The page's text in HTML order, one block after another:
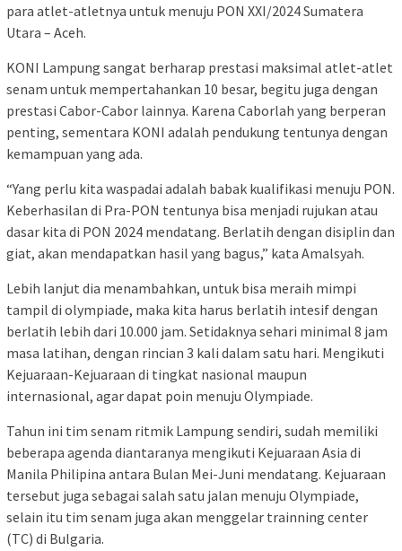
para atlet-atletnya untuk menuju PON XXI/2024 Sumatera
Utara – Aceh.
KONI Lampung sangat berharap prestasi maksimal atlet-atlet
senam untuk mempertahankan 10 besar, begitu juga dengan
prestasi Cabor-Cabor lainnya. Karena Caborlah yang berperan
penting, sementara KONI adalah pendukung tentunya dengan
kemampuan yang ada.
“Yang perlu kita waspadai adalah babak kualifikasi menuju PON.
Keberhasilan di Pra-PON tentunya bisa menjadi rujukan atau
dasar kita di PON 2024 mendatang. Berlatih dengan disiplin dan
giat, akan mendapatkan hasil yang bagus,” kata Amalsyah.
Lebih lanjut dia menambahkan, untuk bisa meraih mimpi
tampil di olympiade, maka kita harus berlatih intesif dengan
berlatih lebih dari 10.000 jam. Setidaknya sehari minimal 8 jam
masa latihan, dengan rincian 3 kali dalam satu hari. Mengikuti
Kejuaraan-Kejuaraan di tingkat nasional maupun
internasional, agar dapat poin menuju Olympiade.
Tahun ini tim senam ritmik Lampung sendiri, sudah memiliki
beberapa agenda diantaranya mengikuti Kejuaraan Asia di
Manila Philipina antara Bulan Mei-Juni mendatang. Kejuaraan
tersebut juga sebagai salah satu jalan menuju Olympiade,
selain itu tim senam juga akan menggelar trainning center
(TC) di Bulgaria.